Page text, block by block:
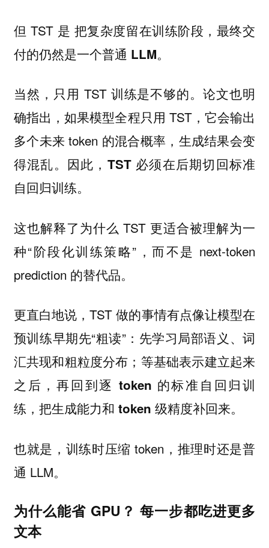
但 TST 是 把复杂度留在训练阶段，最终交
付的仍然是一个普通 LLM。
当然，只用 TST 训练是不够的。论文也明
确指出，如果模型全程只用 TST，它会输出
多个未来 token 的混合概率，生成结果会变
得混乱。因此， TST 必须在后期切回标准
自回归训练。
这也解释了为什么 TST 更适合被理解为一
种“阶段化训练策略”，而不是 next-token
prediction 的替代品。
更直白地说，TST 做的事情有点像让模型在
预训练早期先“粗读”： 先学习局部语义、词
汇共现和粗粒度分布；等基础表示建立起来
之后，再回到逐 token 的标准自回归训
练，把生成能力和 token 级精度补回来。
也就是，训练时压缩 token，推理时还是普
通 LLM。
为什么能省 GPU？ 每一步都吃进更多
文本